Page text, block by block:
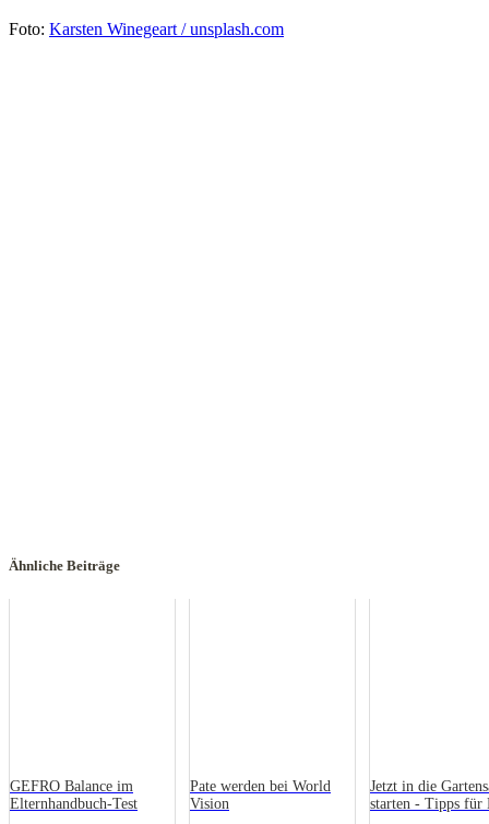
Foto: Karsten Winegeart / unsplash.com
Ähnliche Beiträge
GEFRO Balance im
Elternhandbuch-Test
Pate werden bei World
Vision
Jetzt in die
starten - Tipps für